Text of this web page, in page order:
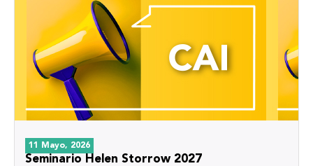
11 Mayo, 2026
Seminario Helen Storrow 2027